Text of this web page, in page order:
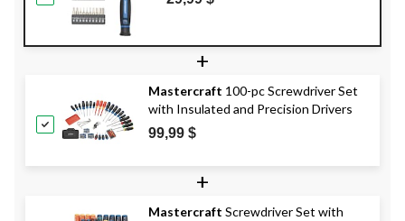
caoutchouc et étui, paq. 35
+
Mastercraft 100-pc Screwdriver Set
with Insulated and Precision Drivers
99,99 $
+
Mastercraft Screwdriver Set with